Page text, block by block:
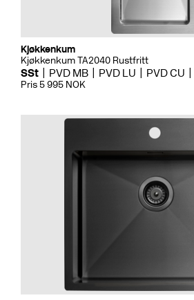
Kjøkkenkum
Kjøkkenkum TA2040 Rustfritt
SSt PVD MB PVD LU PVD CU
Pris 5 995 NOK